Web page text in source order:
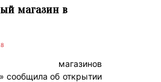
магазин в
сообщила об открытии